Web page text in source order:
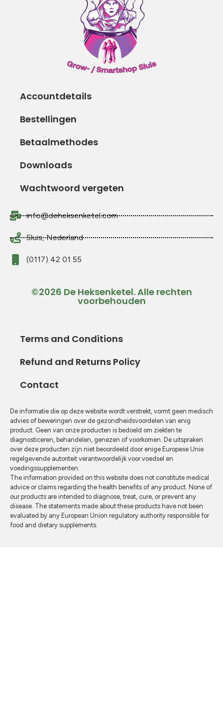
Accountdetails
Bestellingen
Betaalmethodes
Downloads
Wachtwoord vergeten
info@deheksenketel.com
Sluis, Nederland
(0117) 42 01 55
©2026 De Heksenketel. Alle rechten
voorbehouden
Terms and Conditions
Refund and Returns Policy
Contact
De informatie die op deze website wordt verstrekt, vormt geen medisch
advies of beweringen over de gezondheidsvoordelen van enig
product. Geen van onze producten is bedoeld om ziekten te
diagnosticeren, behandelen, genezen of voorkomen. De uitspraken
over deze producten zijn niet beoordeeld door enige Europese Unie
regelgevende autoriteit verantwoordelijk voor voedsel en
voedingssupplementen.
The information provided on this website does not constitute medical
advice or claims regarding the health benefits of any product. None of
our products are intended to diagnose, treat, cure, or prevent any
disease. The statements made about these products have not been
evaluated by any European Union regulatory authority responsible for
food and dietary supplements.